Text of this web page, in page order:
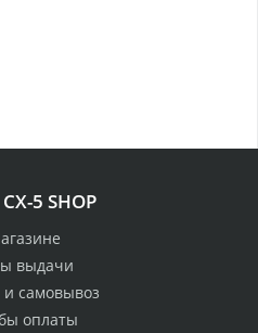
5 SHOP
выдачи
и самовывоз
оплаты